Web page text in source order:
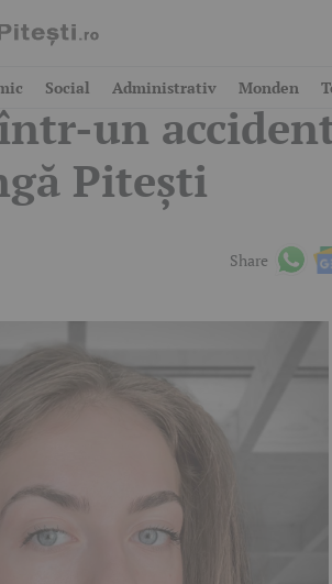
Social Administrativ Monden
de 100.000
un
Pitești
Share